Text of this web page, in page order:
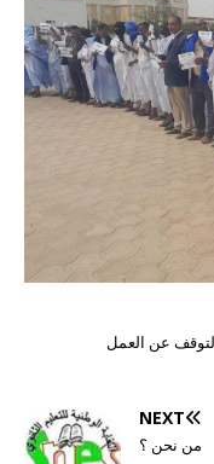
عن العمل
NEXT
من نحن ؟